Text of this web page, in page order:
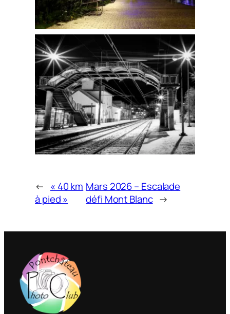
← « 40 km
à pied »
Mars 2026 – Escalade
défi Mont Blanc →